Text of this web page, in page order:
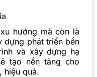
hướng mà còn là
dựng phát triển bền
và xây dựng hạ
tạo nền tảng cho
hiệu quả.